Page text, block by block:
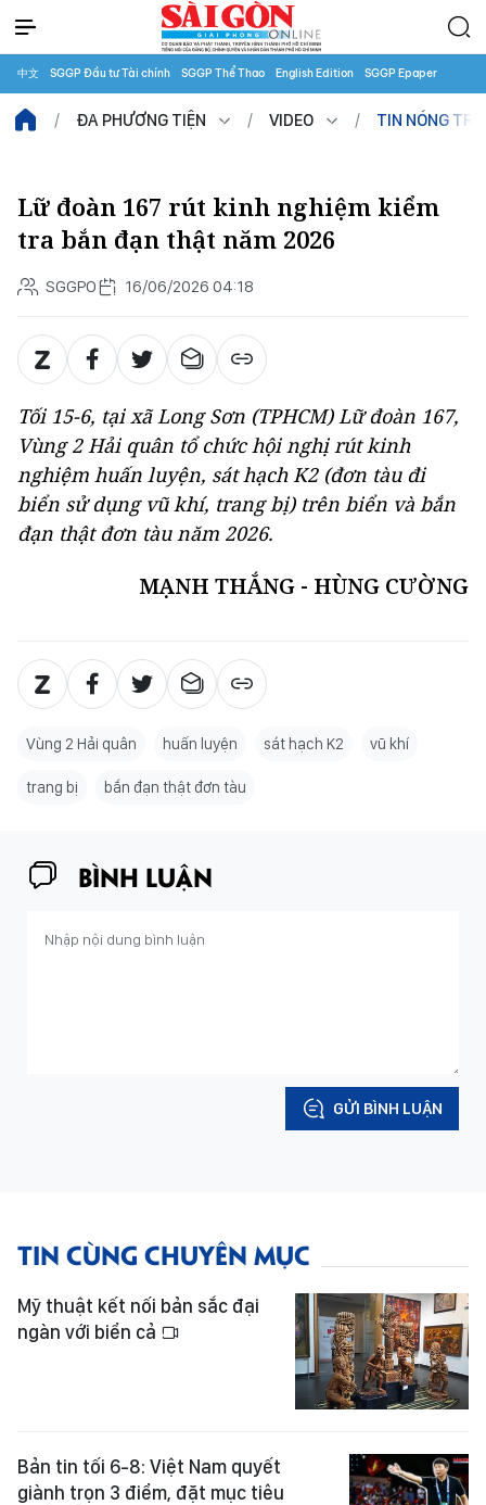
中文 SGGP Đầu tư Tài chính SGGP Thể Thao English Edition SGGP Epaper
ĐA PHƯƠNG TIỆN VIDEO TIN NÓNG
Lữ đoàn 167 rút kinh nghiệm kiểm
tra bắn đạn thật năm 2026
SGGPO 16/06/2026 04:18
Tối 15-6, tại xã Long Sơn (TPHCM) Lữ đoàn 167,
Vùng 2 Hải quân tổ chức hội nghị rút kinh
nghiệm huấn luyện, sát hạch K2 (đơn tàu đi
biển sử dụng vũ khí, trang bị) trên biển và bắn
đạn thật đơn tàu năm 2026.
MẠNH THẮNG - HÙNG CƯỜNG
Vùng 2 Hải quân huấn luyện sát hạch K2 vũ khí
trang bị bắn đạn thật đơn tàu
BÌNH LUẬN
GỬI BÌNH LUẬN
TIN CÙNG CHUYÊN MỤC
Mỹ thuật kết nối bản sắc đại
ngàn với biển cả
Bản tin tối 6-8: Việt Nam quyết
giành trọn 3 điểm, đặt mục tiêu